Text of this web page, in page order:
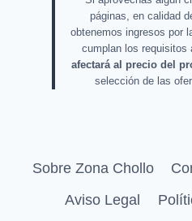
páginas, en calidad
obtenemos ingresos por
cumplan los requisitos
afectará al precio del
selección de las
Sobre Zona Chollo
Aviso Legal